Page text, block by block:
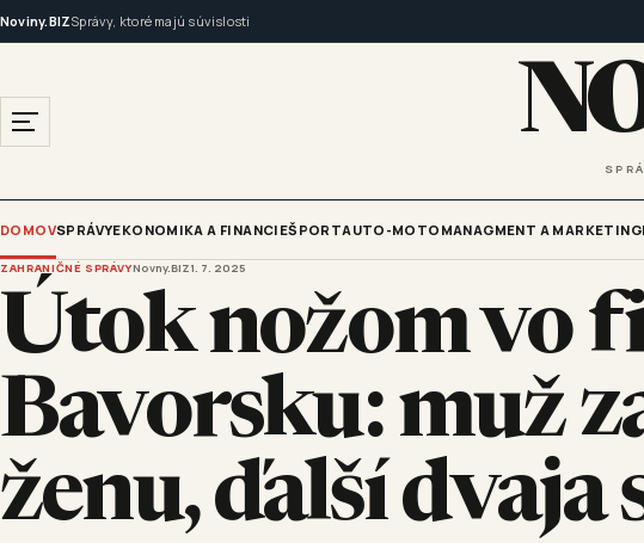
Noviny.BIZSprávy, ktoré majú súvislosti
DOMOVSPRÁVYEKONOMIKA A FINANCIEŠPORTAUTO-MOTO MANAGMENT A MARKETING
ZAHRANIČNÉ SPRÁVYNovny.BIZ1. 7. 2025
Útok nožom vo
Bavorsku: muž
ženu, ďalší dvaja